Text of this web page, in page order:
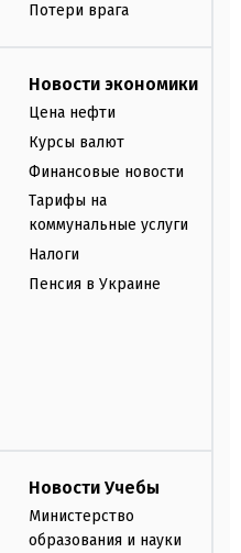
Потери врага
Новости экономики
Цена нефти
Курсы валют
Финансовые новости
Тарифы на
коммунальные услуги
Налоги
Пенсия в Украине
Новости Учебы
Министерство
образования и науки